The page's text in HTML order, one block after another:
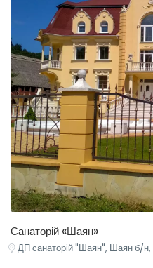
Санаторій «Шаян»
ДП санаторій "Шаян", Шаян б/н,